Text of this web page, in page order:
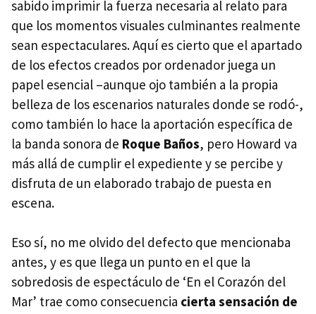
sabido imprimir la fuerza necesaria al relato para
que los momentos visuales culminantes realmente
sean espectaculares. Aquí es cierto que el apartado
de los efectos creados por ordenador juega un
papel esencial –aunque ojo también a la propia
belleza de los escenarios naturales donde se rodó-,
como también lo hace la aportación específica de
la banda sonora de Roque Baños, pero Howard va
más allá de cumplir el expediente y se percibe y
disfruta de un elaborado trabajo de puesta en
escena.
Eso sí, no me olvido del defecto que mencionaba
antes, y es que llega un punto en el que la
sobredosis de espectáculo de ‘En el Corazón del
Mar’ trae como consecuencia cierta sensación de